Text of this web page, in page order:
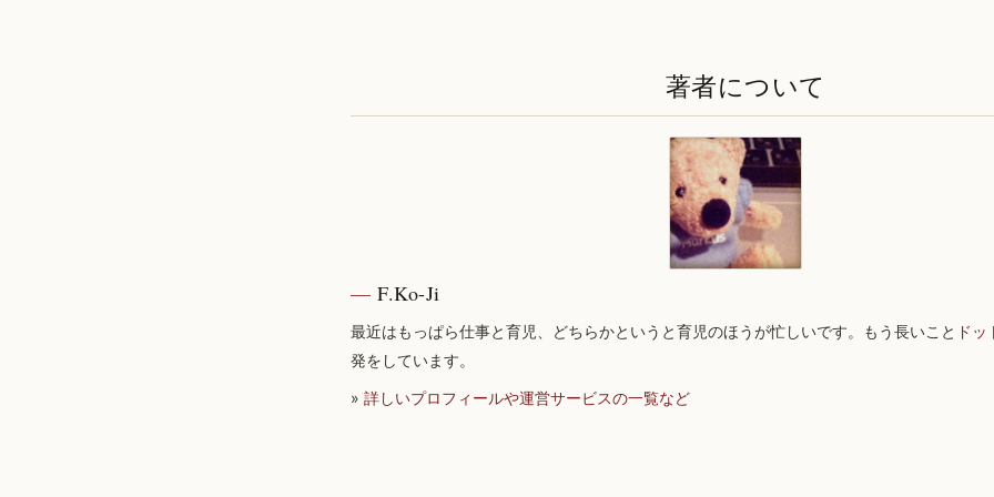
著者について
F.Ko-Ji
最近はもっぱら仕事と育児、どちらかというと育児のほうが忙しいです。もう長いこと ド
発をしています。
» 詳しいプロフィールや運営サービスの一覧など